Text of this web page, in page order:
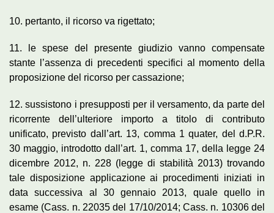
10. pertanto, il ricorso va rigettato;
11. le spese del presente giudizio vanno compensate
stante l’assenza di precedenti specifici al momento della
proposizione del ricorso per cassazione;
12. sussistono i presupposti per il versamento, da parte del
ricorrente dell’ulteriore importo a titolo di contributo
unificato, previsto dall’art. 13, comma 1 quater, del d.P.R.
30 maggio, introdotto dall’art. 1, comma 17, della legge 24
dicembre 2012, n. 228 (legge di stabilità 2013) trovando
tale disposizione applicazione ai procedimenti iniziati in
data successiva al 30 gennaio 2013, quale quello in
esame (Cass. n. 22035 del 17/10/2014; Cass. n. 10306 del